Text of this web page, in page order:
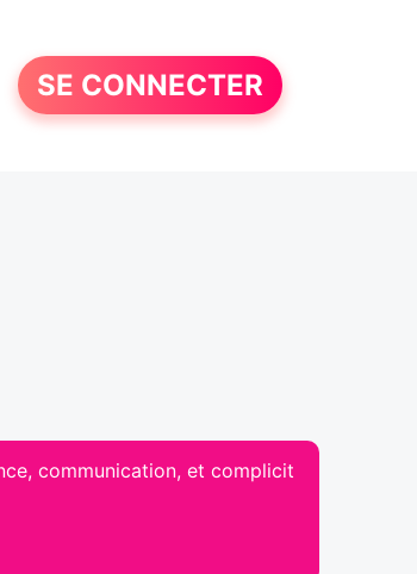
SE CONNECTER
communication, et complicit